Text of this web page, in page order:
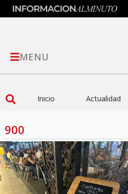
MENU
Inicio Actualidad
900